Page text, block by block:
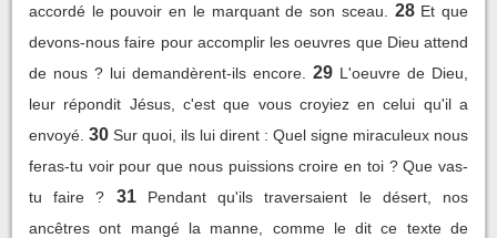
accordé le pouvoir en le marquant de son sceau.
28 Et que
devons-nous faire pour accomplir les oeuvres que Dieu attend
de nous ? lui demandèrent-ils encore.
29 L'oeuvre de Dieu,
leur répondit Jésus, c'est que vous croyiez en celui qu'il a
envoyé. 30 Sur quoi, ils lui dirent : Quel signe miraculeux nous
feras-tu voir pour que nous puissions croire en toi ? Que vas-
tu faire ?
31
Pendant qu'ils traversaient le désert, nos
ancêtres ont mangé la manne, comme le dit ce texte de